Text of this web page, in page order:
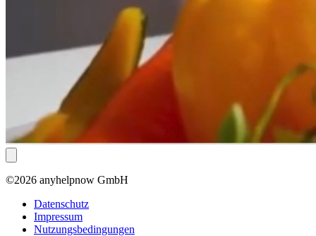
©2026 anyhelpnow GmbH
Datenschutz
Impressum
Nutzungsbedingungen